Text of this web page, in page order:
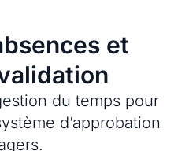
et
du temps pour
d’approbation